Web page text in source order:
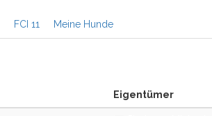
FCI 11 Meine Hunde
Eigentümer